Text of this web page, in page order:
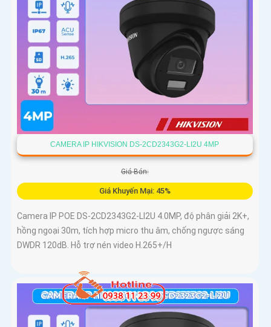
CAMERA IP HIKVISION DS-2CD2343G2-LI2U 4MP
Giá Bán:
Giá Khuyến Mại: 45%
Camera IP POE DS-2CD2343G2-LI2U 4.0MP, độ phân giải 2K+,
hồng ngoại 30m, tích hợp micro thu âm, chống ngược sáng
DWDR 120dB. Hỗ trợ nén video H.265+/H